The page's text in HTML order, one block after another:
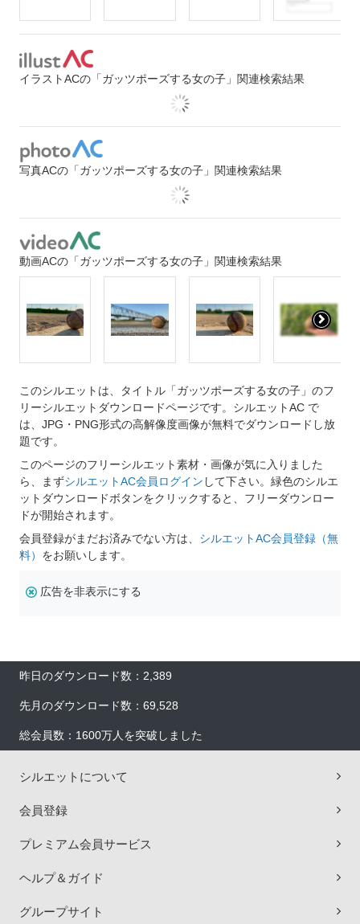
イラストACの「ガッツポーズする女の子」関連検索結果
写真ACの「ガッツポーズする女の子」関連検索結果
動画ACの「ガッツポーズする女の子」関連検索結果
このシルエットは、タイトル「ガッツポーズする女の子」のフ
リーシルエットダウンロードページです。シルエットAC で
は、JPG・PNG形式の高解像度画像が無料でダウンロードし放
題です。
このページのフリーシルエット素材・画像が気に入りました
ら、まずシルエットAC会員ログイン して下さい。緑色のシルエ
ットダウンロードボタンをクリックすると、フリーダウンロー
ドが開始されます。
会員登録がまだお済みでない方は、 シルエットAC会員登録（無
料） をお願いします。
広告を非表示にする
昨日のダウンロード数：2,389
先月のダウンロード数：69,528
総会員数：1600万人を突破しました
シルエットについて
会員登録
プレミアム会員サービス
ヘルプ＆ガイド
グループサイト